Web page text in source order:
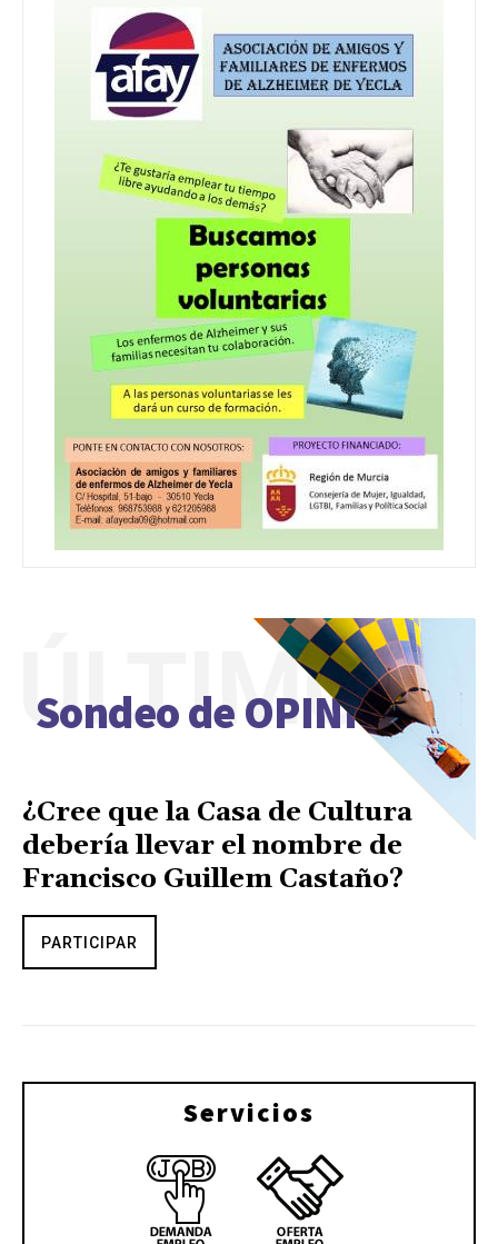
Sondeo de OPINIÓN
ÚLTIMO
¿Cree que la Casa de Cultura
debería llevar el nombre de
Francisco Guillem Castaño?
PARTICIPAR
Servicios